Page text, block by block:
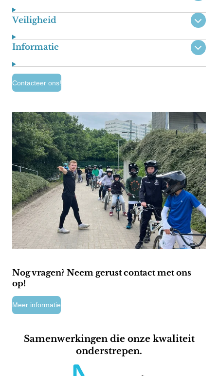
Veiligheid
Informatie
Contacteer ons!
Nog vragen? Neem gerust contact met ons
op!
Meer informatie
Samenwerkingen die onze kwaliteit
onderstrepen.